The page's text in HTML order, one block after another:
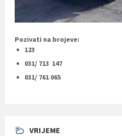
Pozivati na brojeve:
123
031/ 713 147
031/ 761 065
VRIJEME